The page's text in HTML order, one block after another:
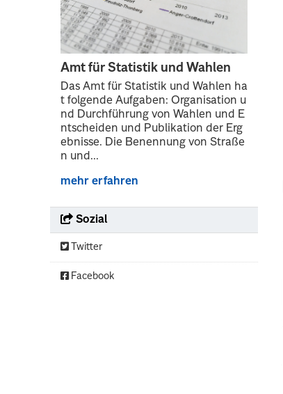
Amt für Statistik und Wahlen
Das Amt für Statistik und Wahlen ha
t folgende Aufgaben: Organisation u
nd Durchführung von Wahlen und E
ntscheiden und Publikation der Erg
ebnisse. Die Benennung von Straße
n und...
mehr erfahren
Sozial
Twitter
Facebook